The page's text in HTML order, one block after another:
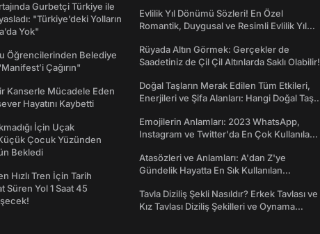
Gurbetçi Türkiye ile
"Türkiye’deki Yolların
Yok"
Öğrencilerinden Belediye
Çağırın"
Kanserle Mücadele Eden
Hayatını Kaybetti
İçin Uçak
Çocuk Yüzünden
Bekledi
Hızlı Tren İçin Tarih
Süren Yol 1 Saat 45
Evlilik Yıl Dönümü Sözleri! En Özel
Romantik, Duygusal ve Resimli Evlilik Yıl
Rüyada Altın Görmek: Gerçekler de
Saadetiniz de Çil Çil Altınlarda Saklı Olabilir!
Doğal Taşların Merak Edilen Tüm Etkileri,
Enerjileri ve Şifa Alanları: Hangi Doğal Taş
Emojilerin Anlamları: 2023 WhatsApp,
Instagram ve Twitter'da En Çok Kullanılan
Atasözleri ve Anlamları: A'dan Z'ye
Gündelik Hayatta En Sık Kullanılan
Tavla Diziliş Şekli Nasıldır? Erkek Tavlası ve
Kız Tavlası Diziliş Şekilleri ve Oynama